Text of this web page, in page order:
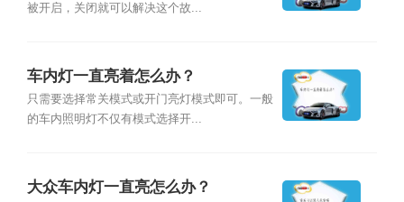
被开启，关闭就可以解决这个故...
车内灯一直亮着怎么办？
只需要选择常关模式或开门亮灯模式即可。一般
的车内照明灯不仅有模式选择开...
大众车内灯一直亮怎么办？